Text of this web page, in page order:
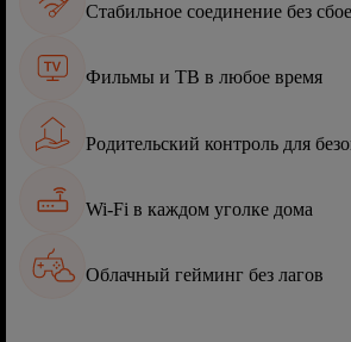
Стабильное соединение без
Фильмы и ТВ в любое время
Родительский контроль для
Wi-Fi в каждом уголке дома
Облачный гейминг без лагов